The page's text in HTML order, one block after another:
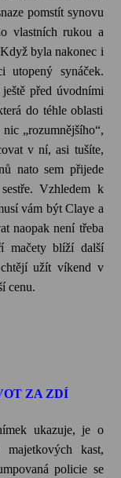
pomstít synovu
vlastních rukou a
byla nakonec i
utopený synáček.
před úvodními
do téhle oblasti
„rozumnějšího“,
v ní, asi tušíte,
nato sem přijede
Vzhledem k
vám býtClaye a
naopak není třeba
mačety blíží další
užít víkend v
cenu.
ZA ZDÍ
ukazuje, je o
majetkových kast,
policie se